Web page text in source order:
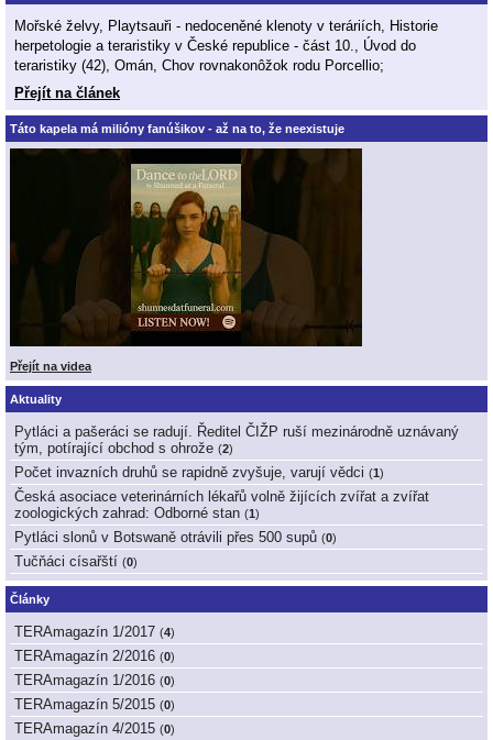
Mořské želvy, Playtsauři - nedoceněné klenoty v teráriích, Historie
herpetologie a teraristiky v České republice - část 10., Úvod do
teraristiky (42), Omán, Chov rovnakonôžok rodu Porcellio;
Přejít na článek
Táto kapela má milióny fanúšikov - až na to, že neexistuje
Přejít na videa
Aktuality
Pytláci a pašeráci se radují. Ředitel ČIŽP ruší mezinárodně uznávaný
tým, potírající obchod s ohrože (2)
Počet invazních druhů se rapidně zvyšuje, varují vědci (1)
Česká asociace veterinárních lékařů volně žijících zvířat a zvířat
zoologických zahrad: Odborné stan (1)
Pytláci slonů v Botswaně otrávili přes 500 supů (0)
Tučňáci císařští (0)
Články
TERAmagazín 1/2017 (4)
TERAmagazín 2/2016 (0)
TERAmagazín 1/2016 (0)
TERAmagazín 5/2015 (0)
TERAmagazín 4/2015 (0)